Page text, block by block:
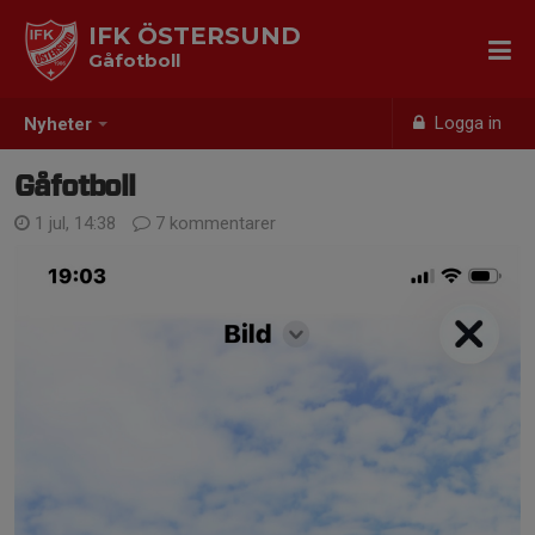
Nyheter Logga in
IFK ÖSTERSUND
Gåfotboll
Gåfotboll
1 jul, 14:38 7 kommentarer